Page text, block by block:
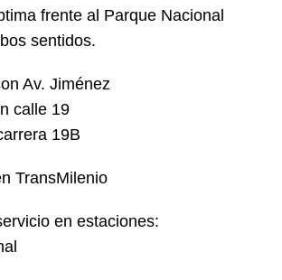
frente al Parque Nacional
sentidos.
Av. Jiménez
calle 19
19B
TransMilenio
en estaciones: